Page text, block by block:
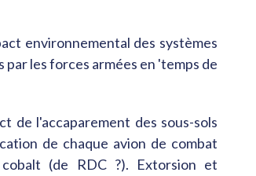
environnemental des systèmes
les forces armées en 'temps de
de l'accaparement des sous-sols
de chaque avion de combat
(de RDC ?). Extorsion et